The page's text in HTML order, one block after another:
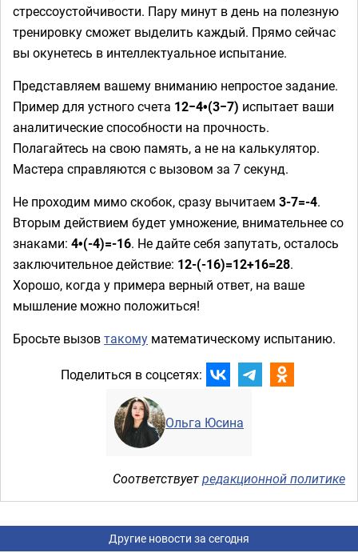
стрессоустойчивости. Пару минут в день на полезную
тренировку сможет выделить каждый. Прямо сейчас
вы окунетесь в интеллектуальное испытание.
Представляем вашему вниманию непростое задание.
Пример для устного счета 12−4•(3−7) испытает ваши
аналитические способности на прочность.
Полагайтесь на свою память, а не на калькулятор.
Мастера справляются с вызовом за 7 секунд.
Не проходим мимо скобок, сразу вычитаем 3-7=-4.
Вторым действием будет умножение, внимательнее со
знаками: 4•(-4)=-16. Не дайте себя запутать, осталось
заключительное действие: 12-(-16)=12+16=28.
Хорошо, когда у примера верный ответ, на ваше
мышление можно положиться!
Бросьте вызовтакому математическому испытанию.
Поделиться в соцсетях:
Ольга Юсина
Соответствуетредакционной политике
Другие новости за сегодня